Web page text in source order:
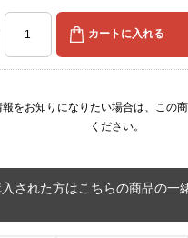
をお知りになりたい場合は、 この
ください。
された方はこちらの商品の一